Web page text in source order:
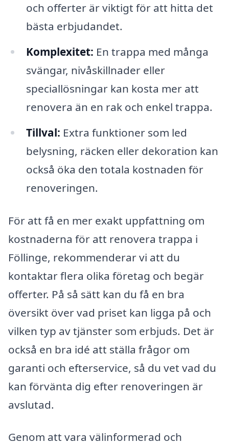
och offerter är viktigt för att hitta det
bästa erbjudandet.
Komplexitet: En trappa med många
svängar, nivåskillnader eller
speciallösningar kan kosta mer att
renovera än en rak och enkel trappa.
Tillval: Extra funktioner som led
belysning, räcken eller dekoration kan
också öka den totala kostnaden för
renoveringen.
För att få en mer exakt uppfattning om
kostnaderna för att renovera trappa i
Föllinge, rekommenderar vi att du
kontaktar flera olika företag och begär
offerter. På så sätt kan du få en bra
översikt över vad priset kan ligga på och
vilken typ av tjänster som erbjuds. Det är
också en bra idé att ställa frågor om
garanti och efterservice, så du vet vad du
kan förvänta dig efter renoveringen är
avslutad.
Genom att vara välinformerad och